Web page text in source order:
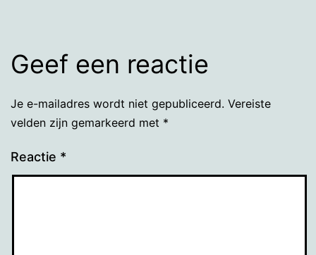
Geef een reactie
Je e-mailadres wordt niet gepubliceerd. Vereiste
velden zijn gemarkeerd met *
Reactie *